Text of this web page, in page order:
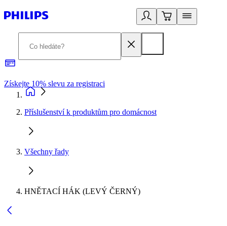
Získejte 10% slevu za registraci
Příslušenství k produktům pro domácnost
Všechny řady
HNĚTACÍ HÁK (LEVÝ ČERNÝ)